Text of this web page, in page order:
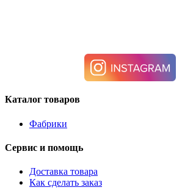
Каталог товаров
Фабрики
Сервис и помощь
Доставка товара
Как сделать заказ